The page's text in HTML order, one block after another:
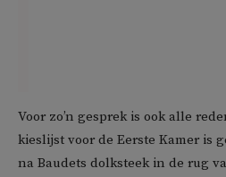
Voor zo’n gesprek is ook alle
kieslijst voor de Eerste Kamer is
na Baudets dolksteek in de rug